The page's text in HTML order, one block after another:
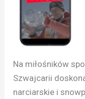
Na miłośników
Szwajcarii
narciarskie i